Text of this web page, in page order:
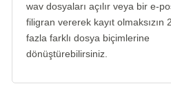
wav dosyaları açılır veya bir e-
filigran vererek kayıt olmaksızın
fazla farklı dosya biçimlerine
dönüştürebilirsiniz.